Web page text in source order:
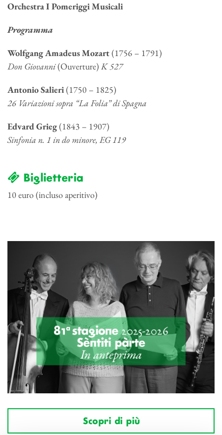
Orchestra I Pomeriggi Musicali
Programma
Wolfgang AmadeusMozart(1756 – 1791)
Don Giovanni(Ouverture) K 527
Antonio Salieri(1750 – 1825)
26 Variazioni sopra “La Folia” di Spagna
Edvard Grieg(1843 – 1907)
Sinfonia n. 1 in do minore,EG 119
Biglietteria
10 euro (incluso aperitivo)
Scopri di più